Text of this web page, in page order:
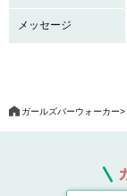
メッセージ
ガールズバーウォーカー